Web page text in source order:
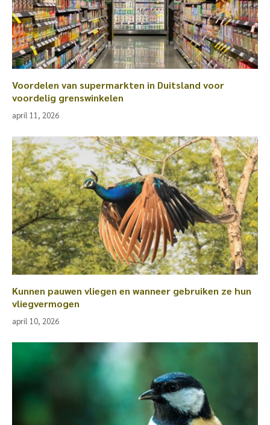
Voordelen van supermarkten in Duitsland voor
voordelig grenswinkelen
april 11, 2026
Kunnen pauwen vliegen en wanneer gebruiken ze hun
vliegvermogen
april 10, 2026